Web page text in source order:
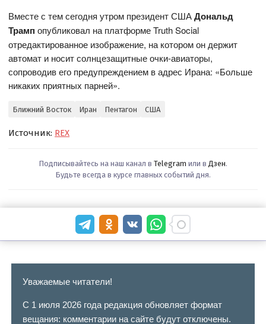
Вместе с тем сегодня утром президент СШАДональд
Трамп опубликовал на платформе Truth Social
отредактированное изображение, на котором он держит
автомат и носит солнцезащитные очки-авиаторы,
сопроводив его предупреждением в адрес Ирана: «Больше
никаких приятных парней».
Ближний Восток Иран Пентагон США
Источник: REX
Подписывайтесь на наш канал в Telegram или в Дзен.
Будьте всегда в курсе главных событий дня.
Уважаемые читатели!
С 1 июля 2026 года редакция обновляет формат
вещания: комментарии на сайте будут отключены.